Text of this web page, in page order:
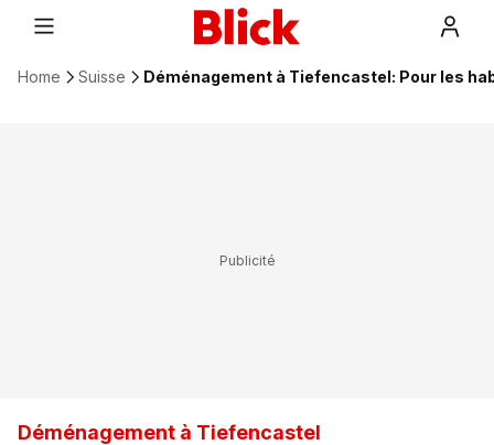
Home Suisse Déménagement à Tiefencastel: Pour les
Déménagement à Tiefencastel